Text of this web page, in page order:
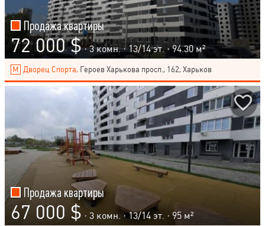
Продажа квартиры
72 000 $ · 3 комн. ·13/14эт. · 94.30 м²
Дворец Спорта, Героев Харькова просп., 162, Харьков
Продажа квартиры
67 000 $ · 3 комн. ·13/14 эт. · 95 м²